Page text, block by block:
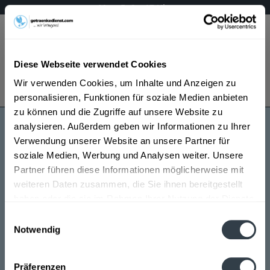
Diese Webseite verwendet Cookies
Wir verwenden Cookies, um Inhalte und Anzeigen zu
personalisieren, Funktionen für soziale Medien anbieten
zu können und die Zugriffe auf unsere Website zu
analysieren. Außerdem geben wir Informationen zu Ihrer
Verwendung unserer Website an unsere Partner für
soziale Medien, Werbung und Analysen weiter. Unsere
Partner führen diese Informationen möglicherweise mit
weiteren Daten zusammen, die Sie ihnen bereitgestellt
Notwendig
Präferenzen
Mo – Fr 9 – 17 Uhr
Menü
Bestellung widerrufen
Es gilt unsere Datenschutzerklärung
Gräfs
Gräfs wird in den folgenden Regionen, Städten, Orten